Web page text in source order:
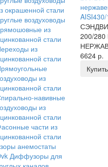
окрашенной стали
воздуховоды
из
стали
из
стали
из
стали
навивные
из
стали
части из
стали
анемостаты
Диффузоры для
200/280
6624 р.
Купить